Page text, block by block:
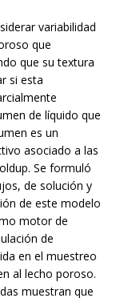
variabilidad
que
que su textura
si esta
de líquido que
es un
asociado a las
Se formuló
de solución y
de este modelo
motor de
de
en el muestreo
al lecho poroso.
muestran que